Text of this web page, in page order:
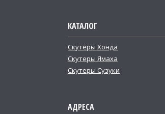
КАТАЛОГ
Скутеры Хонда
Скутеры Ямаха
Скутеры Сузуки